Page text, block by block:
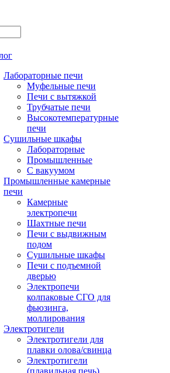
Лабораторные печи
Муфельные печи
Печи с вытяжкой
Трубчатые печи
Высокотемпературные
печи
Сушильные шкафы
Лабораторные
Промышленные
С вакуумом
Промышленные камерные
печи
Камерные
электропечи
Шахтные печи
Печи с выдвижным
подом
Сушильные шкафы
Печи с подъемной
дверью
Электропечи
колпаковые СГО для
фьюзинга,
моллирования
Электротигели
Электротигели для
плавки олова/свинца
Электротигели
(плавильная печь)